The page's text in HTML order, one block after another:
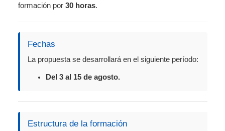
formación por 30 horas.
Fechas
La propuesta se desarrollará en el siguiente período:
Del 3 al 15 de agosto.
Estructura de la formación